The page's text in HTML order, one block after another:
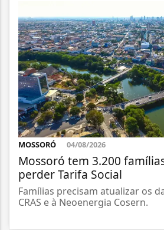
MOSSORÓ 04/08/2026
Mossoró tem 3.200
perder Tarifa Social
Famílias precisam atualizar os
CRAS e à Neoenergia Cosern.